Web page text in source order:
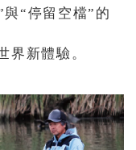
“停留空檔”的
界新體驗。